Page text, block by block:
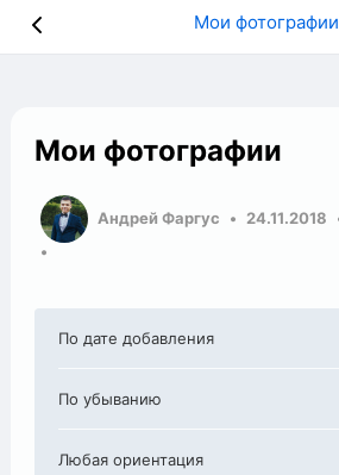
Мои фотографии
Мои фотографии
Андрей Фаргус 24.11.2018
По дате добавления
По убыванию
Любая ориентация